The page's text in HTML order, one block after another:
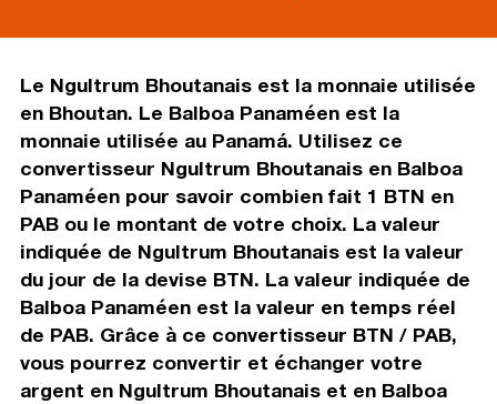
Le Ngultrum Bhoutanais est la monnaie utilisée
en Bhoutan. Le Balboa Panaméen est la
monnaie utilisée au Panamá. Utilisez ce
convertisseur Ngultrum Bhoutanais en Balboa
Panaméen pour savoir combien fait 1 BTN en
PAB ou le montant de votre choix. La valeur
indiquée de Ngultrum Bhoutanais est la valeur
du jour de la devise BTN. La valeur indiquée de
Balboa Panaméen est la valeur en temps réel
de PAB. Grâce à ce convertisseur BTN / PAB,
vous pourrez convertir et échanger votre
argent en Ngultrum Bhoutanais et en Balboa